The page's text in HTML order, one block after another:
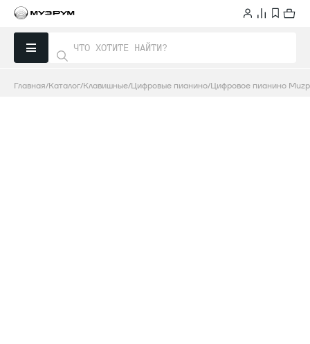
Главная Каталог Клавишные Цифровые пианино Цифровое пианино